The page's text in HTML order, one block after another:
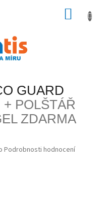
GUARD
+ POLŠTÁŘ
ZDARMA
Podrobnosti hodnocení